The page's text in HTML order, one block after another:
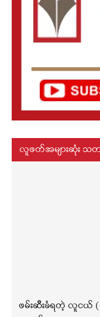
လူဖတ်အများဆုံး သတင်
ဖမ်းဆီးခံရတဲ့ လူငယ် (